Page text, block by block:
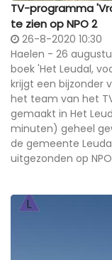
TV-programma
te zien op NPO 2
26-8-2020 10:30
Haelen - 26
boek 'Het Leudal,
krijgt een bijzonder
het team van het
gemaakt in Het
minuten) geheel
de gemeente
uitgezonden op